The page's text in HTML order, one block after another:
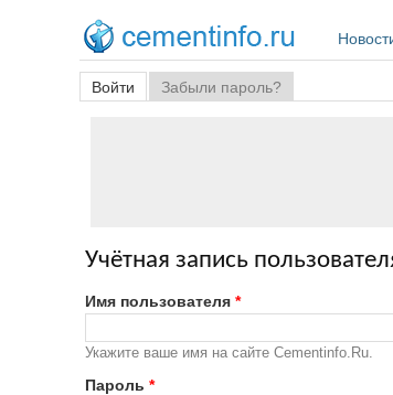
Главные вкладки
Войти (активная вкладка)
Забыли пароль?
Учётная запись
Имя пользователя *
Укажите ваше имя на сайте Cementinfo.Ru.
Пароль *